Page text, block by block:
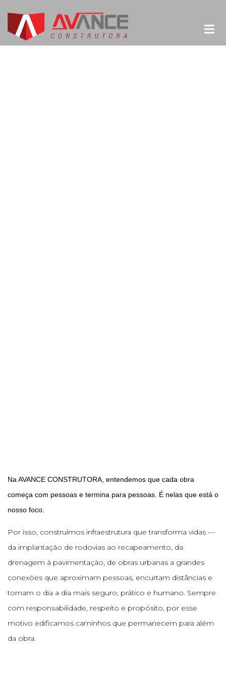
Na AVANCE CONSTRUTORA, entendemos que cada obra
começa com pessoas e termina para pessoas. É nelas que está o
nosso foco.
Por isso, construímos infraestrutura que transforma vidas —
da implantação de rodovias ao recapeamento, da
drenagem à pavimentação, de obras urbanas a grandes
conexões que aproximam pessoas, encurtam distâncias e
tornam o dia a dia mais seguro, prático e humano. Sempre
com responsabilidade, respeito e propósito, por esse
motivo edificamos caminhos que permanecem para além
da obra.